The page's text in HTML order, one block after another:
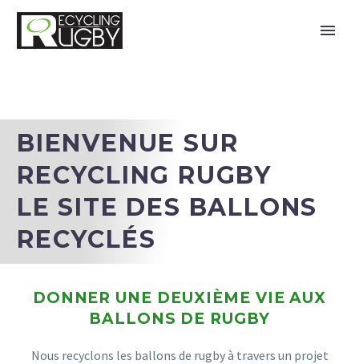
BIENVENUE SUR
RECYCLING RUGBY
LE SITE DES BALLONS
RECYCLÉS
DONNER UNE DEUXIÈME VIE AUX
BALLONS DE RUGBY
Nous recyclons les ballons de rugby à travers un projet